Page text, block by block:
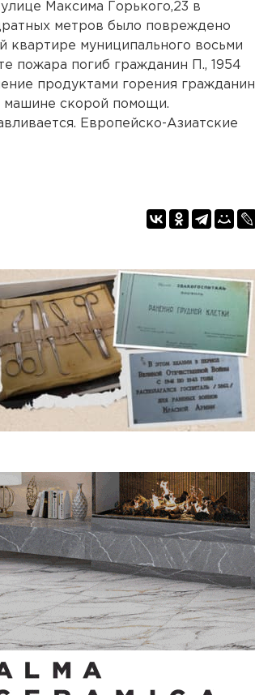
Максима Горького,23 в
метров было повреждено
муниципального восьми
пожара погиб гражданин П., 1954
продуктами горения гражданин
машине скорой помощи.
Европейско-Азиатские